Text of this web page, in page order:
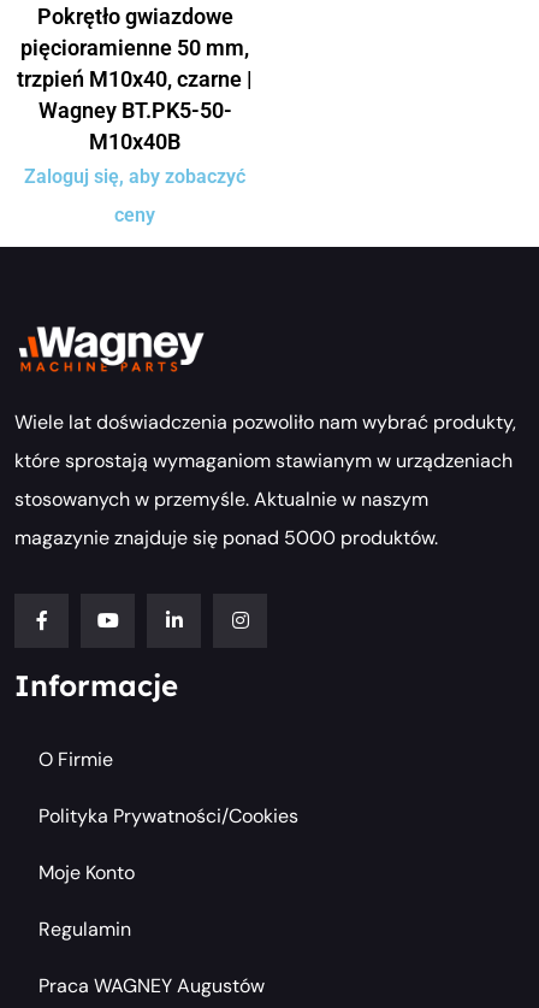
Pokrętło gwiazdowe
pięcioramienne 50 mm,
trzpień M10x40, czarne |
Wagney BT.PK5-50-
M10x40B
Zaloguj się, aby zobaczyć
ceny
Wiele lat doświadczenia pozwoliło nam wybrać produkty,
które sprostają wymaganiom stawianym w urządzeniach
stosowanych w przemyśle. Aktualnie w naszym
magazynie znajduje się ponad 5000 produktów.
Informacje
O Firmie
Polityka Prywatności/cookies
Moje Konto
Regulamin
Praca WAGNEY Augustów